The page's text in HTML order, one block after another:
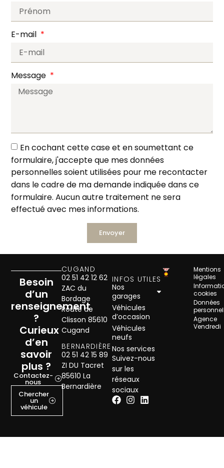
E-mail
Message
En cochant cette case et en soumettant ce
formulaire, j'accepte que mes données
personnelles soient utilisées pour me recontacter
dans le cadre de ma demande indiquée dans ce
formulaire. Aucun autre traitement ne sera
effectué avec mes informations.
Envoyer
Besoin
d’un
renseignement
?
Curieux
d’en
savoir
plus ?
Contactez-
nous
Chercher
un
véhicule
CUGAND
02 51 42 12 62
ZAC du
Bordage
Route de
Clisson 85610
Cugand
BERNARDIÈRE
02 51 42 15 89
ZI DU Tacret
85610 La
Bernardière
INFOS UTILES
Nos
garages
Véhicules
d’occasion
Véhicules
neufs
Nos services
Suivez-nous
sur les
réseaux
sociaux
Mentions
légales
cookies
Données
Agence
Vendredi